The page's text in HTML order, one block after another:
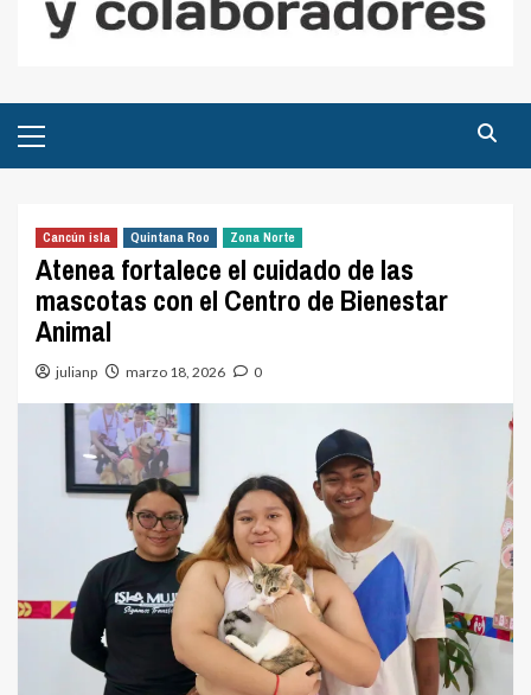
principal
Cancún isla Quintana Roo Zona Norte
Atenea fortalece el cuidado de las
mascotas con el Centro de Bienestar
Animal
julianp marzo 18, 2026 0